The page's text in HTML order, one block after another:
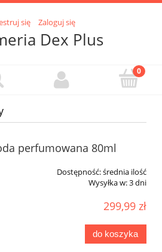
się Zaloguj się
Dex Plus
perfumowana 80ml
Dostępność:średnia ilość
Wysyłka w:3 dni
299,99 zł
do koszyka